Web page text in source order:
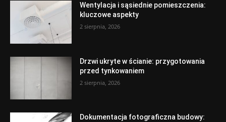
Wentylacja i sąsiednie pomieszczenia:
kluczowe aspekty
2 sierpnia, 2026
Drzwi ukryte w ścianie: przygotowania
przed tynkowaniem
2 sierpnia, 2026
Dokumentacja fotograficzna budowy: